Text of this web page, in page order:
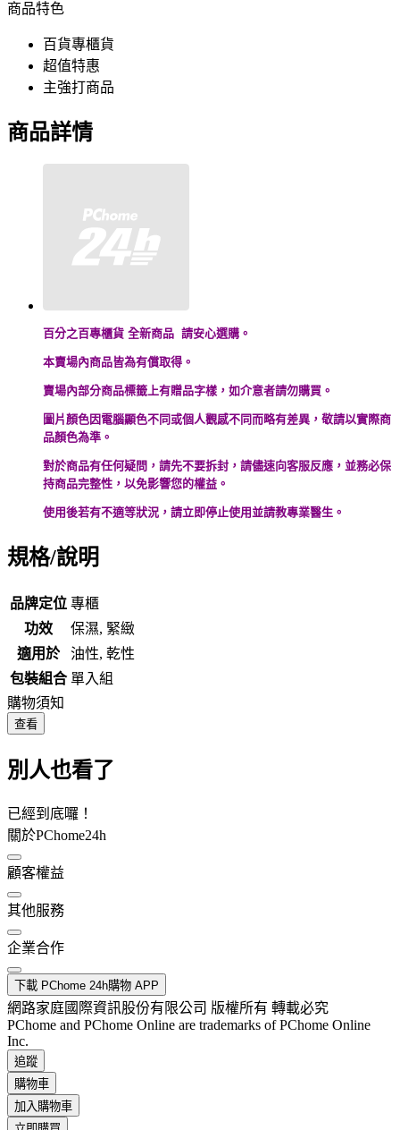
商品特色
百貨專櫃貨
超值特惠
主強打商品
商品詳情
百分之百專櫃貨 全新商品 請安心選購。
本賣場內商品皆為有償取得。
賣場內部分商品標籤上有贈品字樣，如介意者請勿購買。
圖片顏色因電腦顯色不同或個人觀感不同而略有差異，敬請以實際商
品顏色為準。
對於商品有任何疑問，請先不要拆封，請儘速向客服反應，並務必保
持商品完整性，以免影響您的權益。
使用後若有不適等狀況，請立即停止使用並請教專業醫生。
規格/說明
品牌定位 專櫃
功效
保濕, 緊緻
適用於
油性, 乾性
包裝組合 單入組
購物須知
查看
別人也看了
已經到底囉！
關於PChome24h
顧客權益
其他服務
企業合作
下載 PChome 24h購物 APP
網路家庭國際資訊股份有限公司 版權所有 轉載必究
PChome and PChome Online are trademarks of PChome Online
Inc.
追蹤
購物車
加入購物車